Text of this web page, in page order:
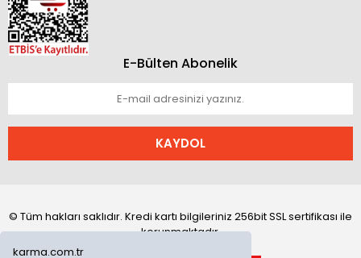
karma.com.tr
E-Bülten Abonelik
KAYDOL
© Tüm hakları saklıdır. Kredi kartı bilgileriniz 256bit SSL sertifikası ile
korunmaktadır.